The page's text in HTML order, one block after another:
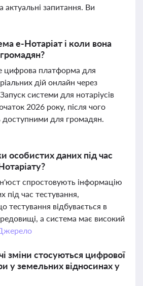
актуальні запитання. Ви
е-Нотаріат і коли вона
цифрова платформа для
дій онлайн через
системи для нотаріусів
2026 року, після чого
доступними для громадян.
особистих даних під час
спростовують інформацію
під час тестування,
відбувається в
а система має високий
зміни стосуються цифрової
у земельних відносинах у